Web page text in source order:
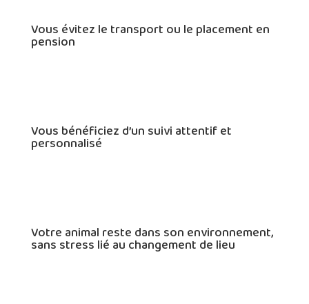
Vous évitez le transport ou le placement en
pension
Vous bénéficiez d’un suivi attentif et
personnalisé
Votre animal reste dans son environnement,
sans stress lié au changement de lieu